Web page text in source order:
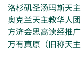
洛杉矶圣汤玛斯天
奥克兰天主教华人
方济会思高读经推
万有真原（旧称天主